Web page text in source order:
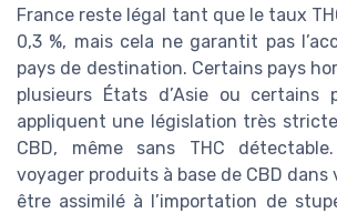
France reste légal tant que le taux
0,3 %, mais cela ne garantit pas
pays de destination. Certains pays
plusieurs États d’Asie ou certains
appliquent une législation très
CBD, même sans THC
voyager produits à base de CBD dans
être assimilé à l’importation de